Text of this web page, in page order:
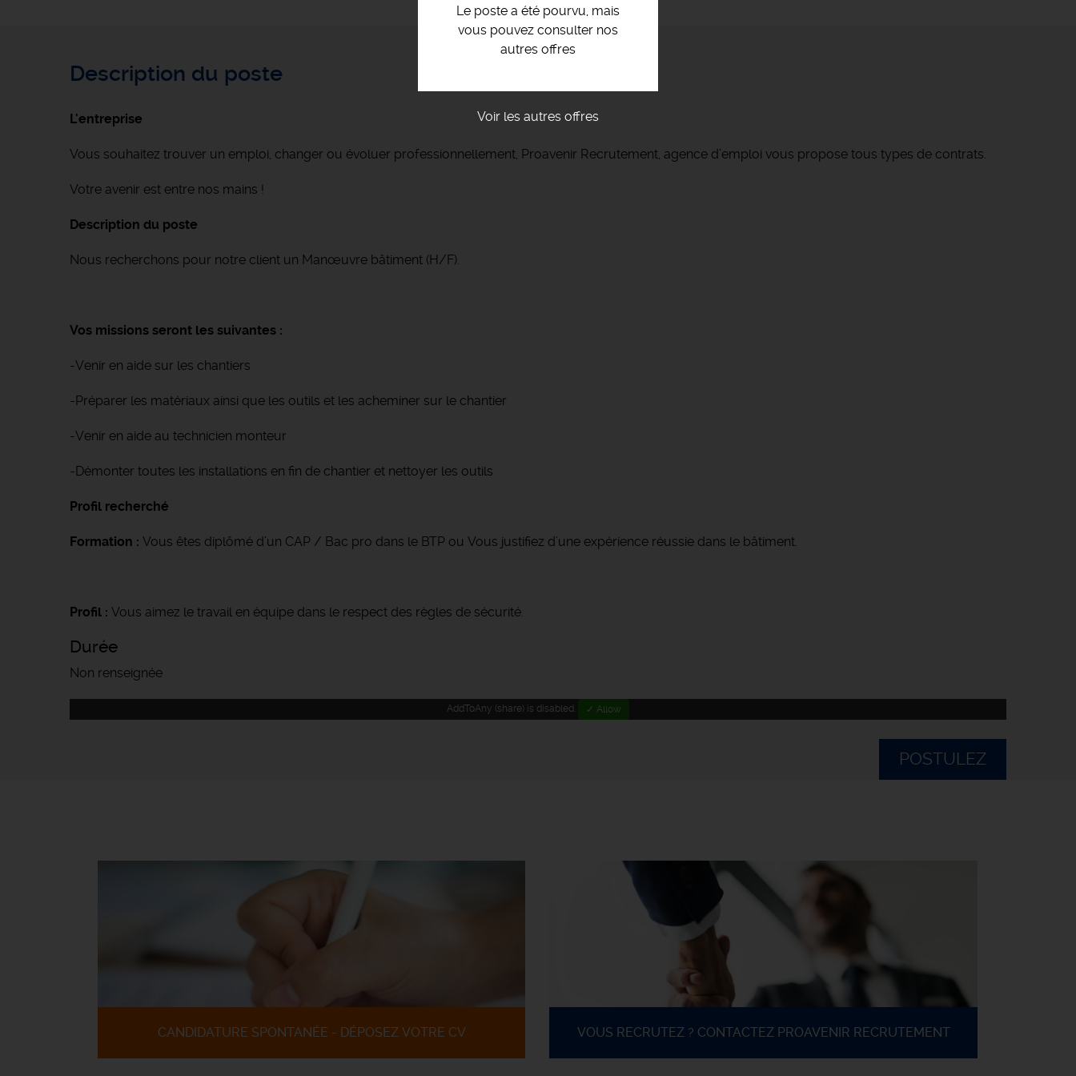
Le poste a été pourvu, mais
vous pouvez consulter nos
autres offres
Voir les autres offres
Description du poste
L'entreprise
Vous souhaitez trouver un emploi, changer ou évoluer professionnellement, Proavenir Recrutement, agence d’emploi vous propose tous types de contrats.
Votre avenir est entre nos mains !
Description du poste
Nous recherchons pour notre client un Manœuvre bâtiment (H/F).
Vos missions seront les suivantes :
-Venir en aide sur les chantiers
-Préparer les matériaux ainsi que les outils et les acheminer sur le chantier
-Venir en aide au technicien monteur
-Démonter toutes les installations en fin de chantier et nettoyer les outils
Profil recherché
Formation : Vous êtes diplômé d’un CAP / Bac pro dans le BTP ou Vous justifiez d’une expérience réussie dans le bâtiment.
Profil : Vous aimez le travail en équipe dans le respect des règles de sécurité.
Durée
Non renseignée
AddToAny (share) is disabled. ✓ Allow
POSTULEZ
CANDIDATURE SPONTANÉE - DÉPOSEZ VOTRE CV VOUS RECRUTEZ ? CONTACTEZ PROAVENIR RECRUTEMENT